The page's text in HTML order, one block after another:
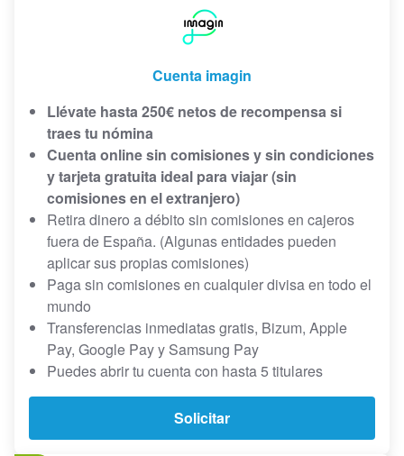
Cuenta imagin
Llévate hasta 250€ netos de recompensa si
traes tu nómina
Cuenta online sin comisiones y sin condiciones
y tarjeta gratuita ideal para viajar (sin
comisiones en el extranjero)
Retira dinero a débito sin comisiones en cajeros
fuera de España. (Algunas entidades pueden
aplicar sus propias comisiones)
Paga sin comisiones en cualquier divisa en todo el
mundo
Transferencias inmediatas gratis, Bizum, Apple
Pay, Google Pay y Samsung Pay
Puedes abrir tu cuenta con hasta 5 titulares
Solicitar